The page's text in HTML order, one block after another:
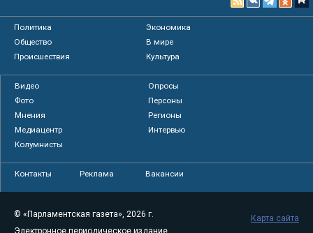
Политика
Экономика
Общество
В мире
Происшествия
Культура
Видео
Опросы
Фото
Персоны
Мнения
Регионы
Медиацентр
Интервью
Колумнисты
Контакты Реклама Вакансии
© «Парламентская газета», 2026 г.
Электронное периодическое издание
Карта сайта